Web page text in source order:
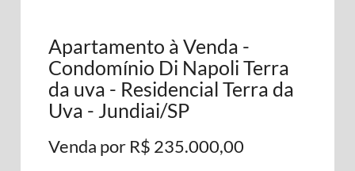
Apartamento à Venda -
Condomínio Di Napoli Terra
da uva - Residencial Terra da
Uva - Jundiai/SP
Venda por R$ 235.000,00